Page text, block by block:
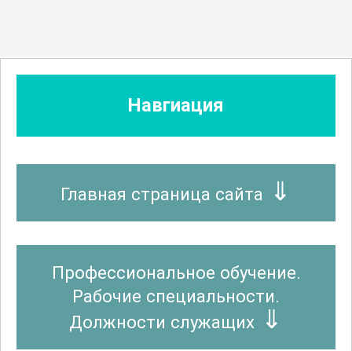
Навгиация
Главная страница сайта
Профессиональное обучение.
Рабочие специальности.
Должности служащих